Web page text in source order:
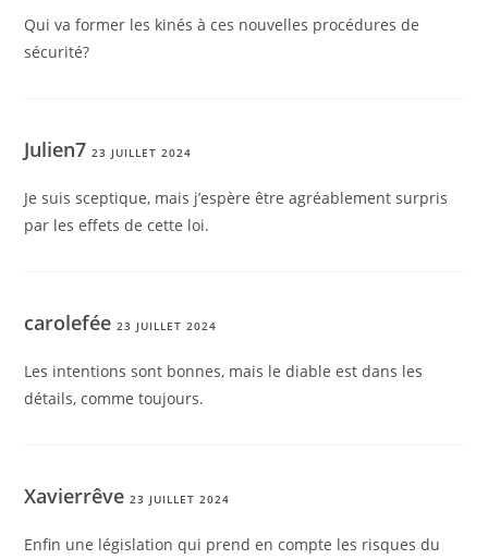
Qui va former les kinés à ces nouvelles procédures de
sécurité?
Julien723 JUILLET 2024
Je suis sceptique, mais j’espère être agréablement surpris
par les effets de cette loi.
carolefée23 JUILLET 2024
Les intentions sont bonnes, mais le diable est dans les
détails, comme toujours.
Xavierrêve23 JUILLET 2024
Enfin une législation qui prend en compte les risques du